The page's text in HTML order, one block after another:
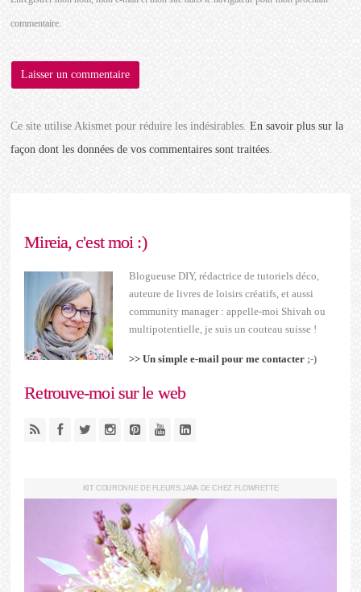
commentaire.
Ce site utilise Akismet pour réduire les indésirables.En savoir plus sur la
façon dont les données de vos commentaires sont traitées.
Mireia, c'est moi :)
Blogueuse DIY, rédactrice de tutoriels déco,
auteure de livres de loisirs créatifs, et aussi
community manager : appelle-moi Shivah ou
multipotentielle, je suis un couteau suisse !
>> Un simple e-mail pour me contacter ;-)
Retrouve-moi sur le web
KIT COURONNE DE FLEURS JAVA DE CHEZ FLOWRETTE